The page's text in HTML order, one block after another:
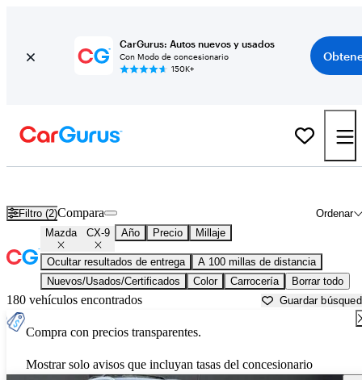
CarGurus: Autos nuevos y usados
Con Modo de concesionario
150K+
Filtro (2) Ordenar
Compara
Mazda CX-9 Año Precio Millaje
Ocultar resultados de entrega
A 100 millas de distancia
Nuevos/Usados/Certificados
Color Carrocería Borrar todo
180 vehículos encontrados Guardar
Compra con precios transparentes.
Mostrar solo avisos que incluyan tasas del concesionario